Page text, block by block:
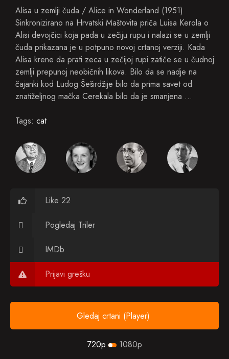
Alisa u zemlji čuda / Alice in Wonderland (1951)
Sinkronizirano na Hrvatski Maštovita priča Luisa Kerola o
Alisi devojčici koja pada u zečiju rupu i nalazi se u zemlji
čuda prikazana je u potpuno novoj crtanoj verziji. Kada
Alisa krene da prati zeca u zečijoj rupi zatiče se u čudnoj
zemlji prepunoj neobičnih likova. Bilo da se nadje na
čajanki kod Ludog Šeširdžije bilo da prima savet od
znatiželjnog mačka Cerekala bilo da je smanjena …
Tags: cat
Like 22
Pogledaj Triler
IMDb
Prijavi grešku
Gledaj crtani (Player)
720p 1080p